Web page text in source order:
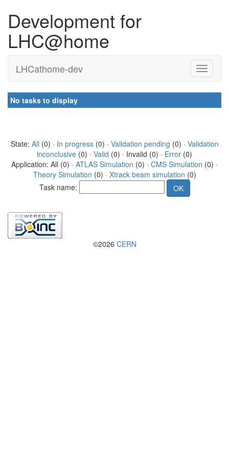
Development for
LHC@home
LHCathome-dev
No tasks to display
State: All (0) · In progress(0) · Validation pending (0) · Validation
inconclusive (0) · Valid (0) · Invalid (0) · Error (0)
Application: All (0) · ATLAS Simulation (0) · CMS Simulation (0) ·
Theory Simulation (0) · Xtrack beam simulation (0)
Task name:
©2026 CERN